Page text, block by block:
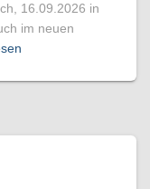
16.09.2026 in
im neuen